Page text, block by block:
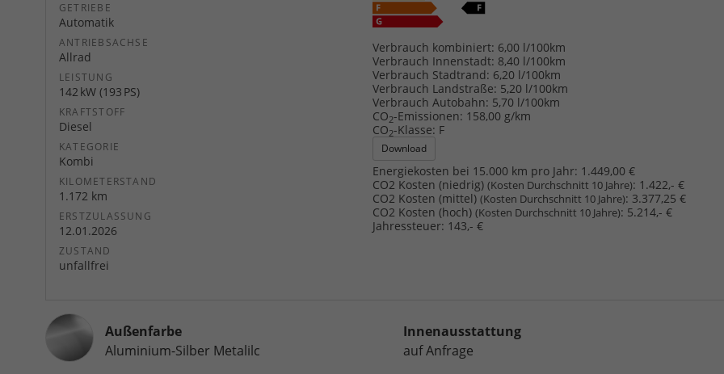
GETRIEBE
Automatik
ANTRIEBSACHSE
Allrad
LEISTUNG
142 kW (193 PS)
KRAFTSTOFF
Diesel
KATEGORIE
Kombi
KILOMETERSTAND
1.172 km
ERSTZULASSUNG
12.01.2026
ZUSTAND
unfallfrei
Verbrauch kombiniert: 6,00 l/100km
Verbrauch Innenstadt: 8,40 l/100km
Verbrauch Stadtrand: 6,20 l/100km
Verbrauch Landstraße: 5,20 l/100km
Verbrauch Autobahn: 5,70 l/100km
CO2-Emissionen: 158,00 g/km
CO2-Klasse: F
Download
Energiekosten bei 15.000 km pro Jahr: 1.449,00 €
CO2 Kosten (niedrig) (Kosten Durchschnitt 10 Jahre): 1.422,- €
CO2 Kosten (mittel) (Kosten Durchschnitt 10 Jahre): 3.377,25 €
CO2 Kosten (hoch) (Kosten Durchschnitt 10 Jahre): 5.214,- €
Jahressteuer: 143,- €
Außenfarbe
Aluminium-Silber Metalilc
Innenausstattung
auf Anfrage